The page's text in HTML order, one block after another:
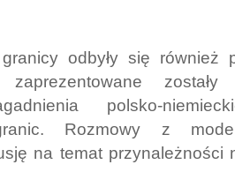
odbyły się również
polsko-
Rozmowy z
na temat przynależności